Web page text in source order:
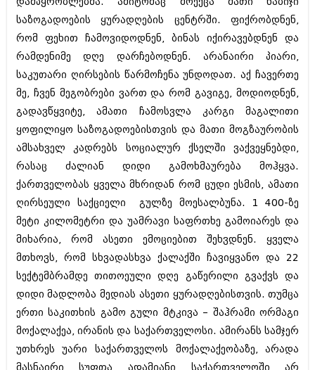
ივნისი 2014 (366)
აპრილი 2014 (290)
მარტი 2014 (413)
თებერვალი 2014 (318)
იანვარი 2014 (297)
დეკემბერი 2013 (365)
ნოემბერი 2013 (279)
ოქტომბერი 2013 (256)
სექტემბერი 2013 (368)
აგვისტო 2013 (89)
ივლისი 2013 (182)
ივნისი 2013 (212)
მაისი 2013 (259)
მარტი 2013 (352)
თებერვალი 2013 (204)
იანვარი 2013 (334)
დეკემბერი 2012 (98)
ნოემბერი 2012 (295)
ოქტომბერი 2012 (350)
სექტემბერი 2012 (264)
აგვისტო 2012 (268)
ივლისი 2012 (322)
ივნისი 2012 (282)
მაისი 2012 (240)
საზოგადოების ყურადღების ცენტრში. ფიქრობდნენ,
რომ ფეხით ჩამოვიდოდნენ, ბინას იქირავებდნენ და
რამდენიმე დღე დარჩებოდნენ. არანაირი პიარი,
საკუთარი ღირსების წარმოჩენა უნდოდათ. აქ ჩავერთე
მე, ჩვენ მეგობრები ვართ და რომ გავიგე, მოდიოდნენ,
გადავწყვიტე, ამათი ჩამოსვლა კარგი მაგალითი
ყოფილიყო საზოგადოებისთვის და მათი მოგზაურობის
ამსახველ კადრებს სოციალურ ქსელში ვაქვეყნებდი,
რასაც ძალიან დიდი გამოხმაურება მოჰყვა.
ქართველობას ყველა მხრიდან რომ ცუდი ესმის, ამათი
ღირსეული საქციელი გულზე მოესალბუნა. 1 400-ზე
მეტი კილომეტრი და უამრავი საფრთხე გამოიარეს და
მიხარია, რომ ასეთი ემოციებით შეხვდნენ. ყველა
მთხოვს, რომ სხვადასხვა ქალაქში ჩავიყვანო და 22
სექტემბრამდე თითოეული დღე გაწერილი გვაქვს და
დიდი მადლობა მედიას ასეთი ყურადღებისთვის. თუმცა
ერთი საკითხის გამო გული მტკივა – შაჰრამი ორმაგი
მოქალაქეა, ირანის და საქართველოსი. ამირანს სამჯერ
უთხრეს უარი საქართველოს მოქალაქეობაზე, არადა
მასნაირი სუფთა ადამიანი საქართველოში არ